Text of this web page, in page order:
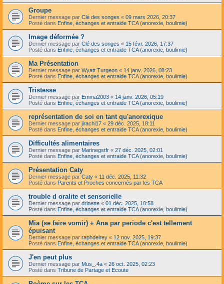
Groupe
Dernier message par Clé des songes « 09 mars 2026, 20:37
Posté dans Enfine, échanges et entraide TCA (anorexie, boulimie)
Image déformée ?
Dernier message par Clé des songes « 15 févr. 2026, 17:37
Posté dans Enfine, échanges et entraide TCA (anorexie, boulimie)
Ma Présentation
Dernier message par Wyatt Turgeon « 14 janv. 2026, 08:23
Posté dans Enfine, échanges et entraide TCA (anorexie, boulimie)
Tristesse
Dernier message par Emma2003 « 14 janv. 2026, 05:19
Posté dans Enfine, échanges et entraide TCA (anorexie, boulimie)
représentation de soi en tant qu'anorexique
Dernier message par jirachi17 « 29 déc. 2025, 18:11
Posté dans Enfine, échanges et entraide TCA (anorexie, boulimie)
Difficultés alimentaires
Dernier message par Marinegstfr « 27 déc. 2025, 02:01
Posté dans Enfine, échanges et entraide TCA (anorexie, boulimie)
Présentation Caty
Dernier message par Caty « 11 déc. 2025, 11:32
Posté dans Parents et Proches concernés par les TCA
trouble d oralite et sensorielle
Dernier message par drinette « 01 déc. 2025, 10:58
Posté dans Enfine, échanges et entraide TCA (anorexie, boulimie)
Mia (se faire vomir) + Ana par periode c'est tellement
épuisant
Dernier message par raphdelrey « 12 nov. 2025, 19:37
Posté dans Enfine, échanges et entraide TCA (anorexie, boulimie)
J'en peut plus
Dernier message par Mus_.4a « 26 oct. 2025, 02:23
Posté dans Tribune de Partage et Ecoute